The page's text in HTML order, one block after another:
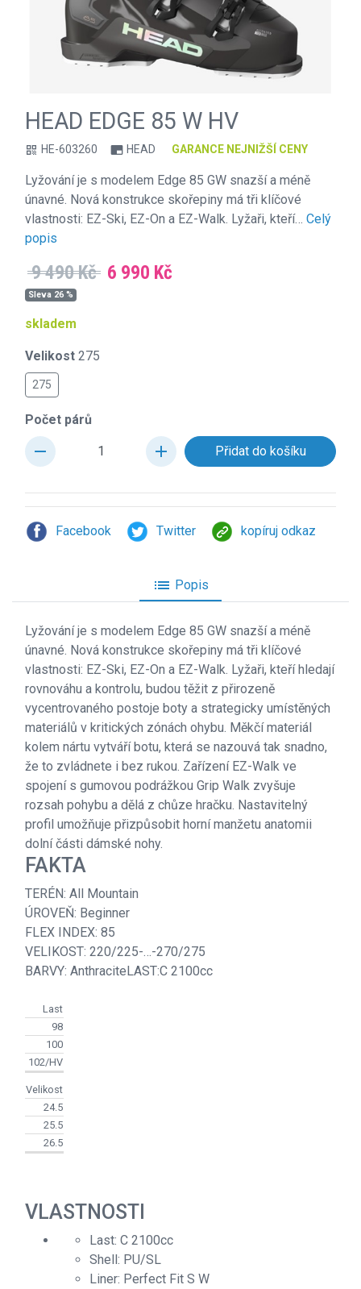
HEAD EDGE 85 W HV
qr_code HE-603260 branding_watermark HEAD GARANCE NEJNIŽŠÍ CENY
Lyžování je s modelem Edge 85 GW snazší a méně
únavné. Nová konstrukce skořepiny má tři klíčové
vlastnosti: EZ-Ski, EZ-On a EZ-Walk. Lyžaři, kteří… Celý
popis
9 490 Kč 6 990 Kč
Sleva 26 %
skladem
Velikost 275
275
Počet párů
remove add
Facebook Twitter kopíruj odkaz
list Popis
Lyžování je s modelem Edge 85 GW snazší a méně
únavné. Nová konstrukce skořepiny má tři klíčové
vlastnosti: EZ-Ski, EZ-On a EZ-Walk. Lyžaři, kteří hledají
rovnováhu a kontrolu, budou těžit z přirozeně
vycentrovaného postoje boty a strategicky umístěných
materiálů v kritických zónách ohybu. Měkčí materiál
kolem nártu vytváří botu, která se nazouvá tak snadno,
že to zvládnete i bez rukou. Zařízení EZ-Walk ve
spojení s gumovou podrážkou Grip Walk zvyšuje
rozsah pohybu a dělá z chůze hračku. Nastavitelný
profil umožňuje přizpůsobit horní manžetu anatomii
dolní části dámské nohy.
FAKTA
TERÉN: All Mountain
ÚROVEŇ: Beginner
FLEX INDEX: 85
VELIKOST: 220/225-…-270/275
BARVY: AnthraciteLAST:C 2100cc
Last
98
100
102/HV
Velikost
24.5
25.5
26.5
VLASTNOSTI
Last: C 2100cc
Shell: PU/SL
Liner: Perfect Fit S W